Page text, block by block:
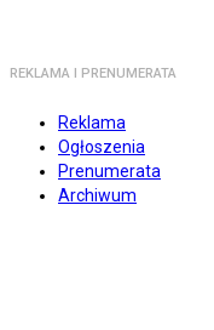
REKLAMA I PRENUMERATA
Reklama
Ogłoszenia
Prenumerata
Archiwum